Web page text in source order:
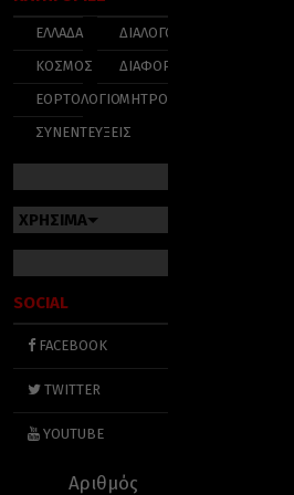
ΕΛΛΑΔΑ
ΚΟΣΜΟΣ
ΕΟΡΤΟΛΟΓΙΟ
ΣΥΝΕΝΤΕΥΞΕΙΣ
ΔΙΑΛΟΓΟΣ
ΔΙΑΦΟΡΑ
ΜΗΤΡΟΠΟΛΕΙΣ
ΧΡΗΣΙΜΑ
SOCIAL
FACEBOOK
TWITTER
YOUTUBE
Αριθμός